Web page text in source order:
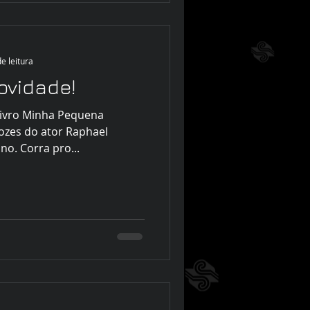
Minha Pequena
do ator Raphael
Corra pro...
leitura